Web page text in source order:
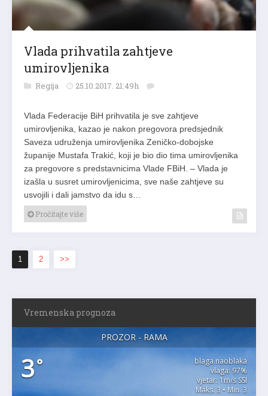
Vlada prihvatila zahtjeve
umirovljenika
Regija 25.10.2017. 21:49h
Vlada Federacije BiH prihvatila je sve zahtjeve
umirovljenika, kazao je nakon pregovora predsjednik
Saveza udruženja umirovljenika Zeničko-dobojske
županije Mustafa Trakić, koji je bio dio tima umirovljenika
za pregovore s predstavnicima Vlade FBiH. – Vlada je
izašla u susret umirovljenicima, sve naše zahtjeve su
usvojili i dali jamstvo da idu s…
Pročitajte više
1 2 >>
Vremenska prognoza
PROZOR - RAMA
3°
blaga naoblaka
vlaga: 97%
vjetar: 1m/s SSI
Maks. 3 • Min. 3